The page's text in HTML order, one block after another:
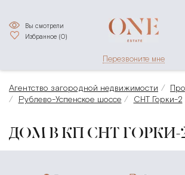
Избранное (0)
Вы смотрели
Перезвоните мне
Агентство загородной недвижимости
Рублево-Успенское шоссе
СНТ Горки-2
ДОМ В КП СНТ ГОРКИ-